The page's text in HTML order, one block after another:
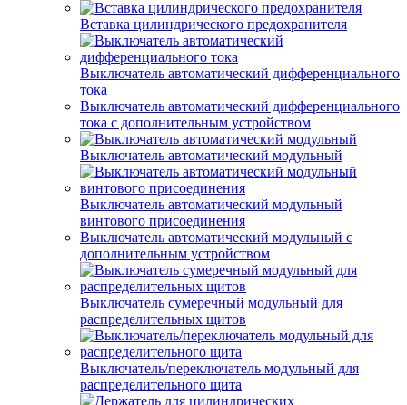
Вставка цилиндрического предохранителя
Выключатель автоматический дифференциального
тока
Выключатель автоматический дифференциального
тока с дополнительным устройством
Выключатель автоматический модульный
Выключатель автоматический модульный
винтового присоединения
Выключатель автоматический модульный с
дополнительным устройством
Выключатель сумеречный модульный для
распределительных щитов
Выключатель/переключатель модульный для
распределительного щита